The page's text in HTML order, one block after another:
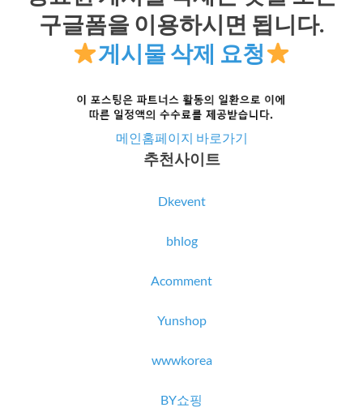
구글폼을 이용하시면 됩니다.
게시물 삭제 요청
메인홈페이지 바로가기
추천사이트
Dkevent
bhlog
Acomment
Yunshop
wwwkorea
BY쇼핑